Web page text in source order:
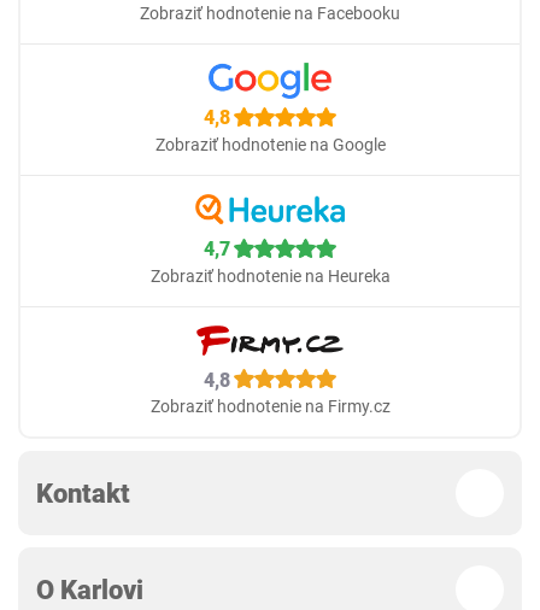
Zobraziť hodnotenie na Facebooku
4,8
Zobraziť hodnotenie na Google
4,7
Zobraziť hodnotenie na Heureka
4,8
Zobraziť hodnotenie na Firmy.cz
Kontakt
O Karlovi